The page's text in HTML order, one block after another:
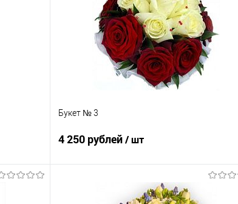
Букет № 3
4 250 рублей/ шт
В корзину